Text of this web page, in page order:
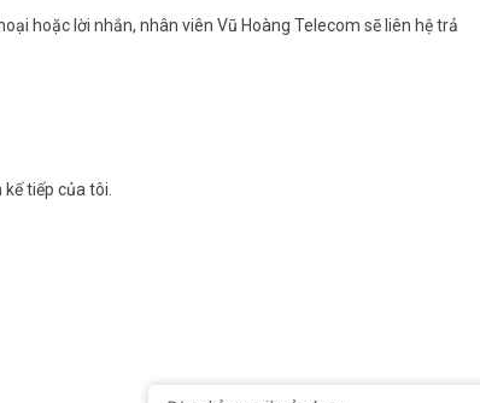
hoặc lời nhắn, nhân viên Vũ Hoàng Telecom sẽ liên hệ trả
tiếp của tôi.